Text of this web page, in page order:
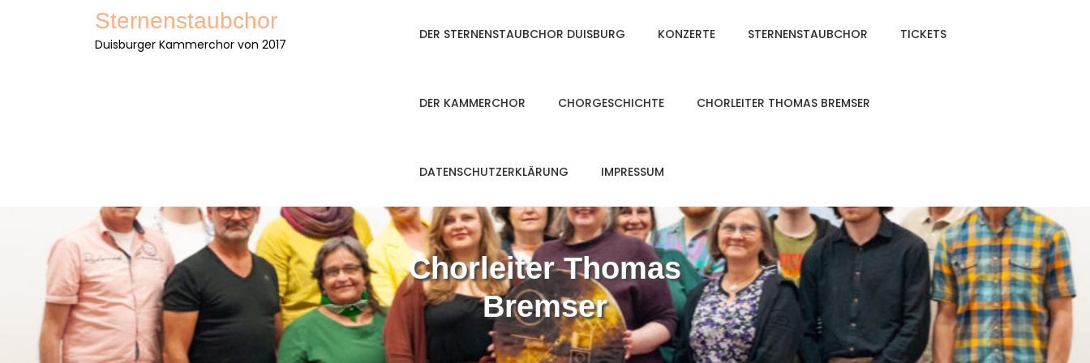
Sternenstaubchor
Duisburger Kammerchor von 2017
DER STERNENSTAUBCHOR DUISBURG KONZERTE STERNENSTAUBCHOR TICKETS
DER KAMMERCHOR CHORGESCHICHTE CHORLEITER THOMAS BREMSER
DATENSCHUTZERKLÄRUNG IMPRESSUM
Chorleiter Thomas
Bremser